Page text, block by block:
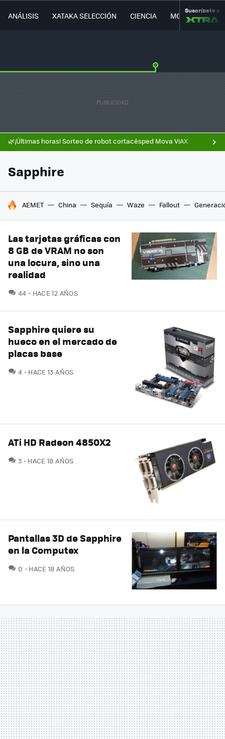
ANÁLISIS XATAKA SELECCIÓN CIENCIA MOVILIDAD
Suscríbete a
🌿¡Últimas horas! Sorteo de robot cortacésped Mova ViAX
Sapphire
HOY SE HABLA DE
AEMET China Sequía Waze Fallout
Las tarjetas gráficas con
8 GB de VRAM no son
una locura, sino una
realidad
44 COMENTARIOS
HACE 12 AÑOS
Sapphire quiere su
hueco en el mercado de
placas base
4 COMENTARIOS
HACE 13 AÑOS
ATi HD Radeon 4850X2
3 COMENTARIOS
HACE 18 AÑOS
Pantallas 3D de Sapphire
en la Computex
0 COMENTARIOS
HACE 18 AÑOS